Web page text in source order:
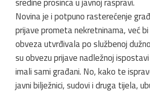
Novina je i potpuno rasterećenje
prijave prometa nekretninama, već
obveza utvrđivala po službenoj
su obvezu prijave nadležnoj
imali sami građani. No, kako te
javni bilježnici, sudovi i druga tijela,